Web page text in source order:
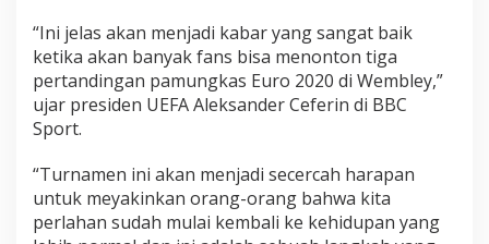
“Ini jelas akan menjadi kabar yang sangat baik
ketika akan banyak fans bisa menonton tiga
pertandingan pamungkas Euro 2020 di Wembley,”
ujar presiden UEFA Aleksander Ceferin di BBC
Sport.
“Turnamen ini akan menjadi secercah harapan
untuk meyakinkan orang-orang bahwa kita
perlahan sudah mulai kembali ke kehidupan yang